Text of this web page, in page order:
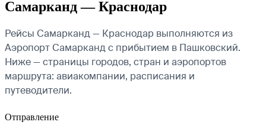
Самарканд — Краснодар
Рейсы Самарканд — Краснодар выполняются из
Аэропорт Самарканд с прибытием в Пашковский.
Ниже — страницы городов, стран и аэропортов
маршрута: авиакомпании, расписания и
путеводители.
Отправление